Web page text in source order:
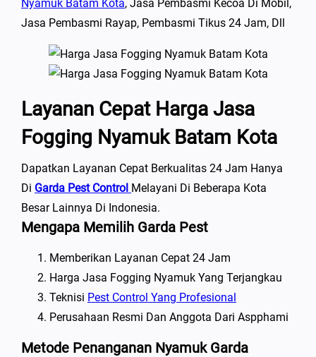
Nyamuk Batam Kota, Jasa Pembasmi Kecoa Di Mobil,
Jasa Pembasmi Rayap, Pembasmi Tikus 24 Jam, Dll
Layanan Cepat Harga Jasa
Fogging Nyamuk Batam Kota
Dapatkan Layanan Cepat Berkualitas 24 Jam Hanya
Di Garda Pest Control Melayani Di Beberapa Kota
Besar Lainnya Di Indonesia.
Mengapa Memilih Garda Pest
Memberikan Layanan Cepat 24 Jam
Harga Jasa Fogging Nyamuk Yang Terjangkau
Teknisi Pest Control Yang Profesional
Perusahaan Resmi Dan Anggota Dari Aspphami
Metode Penanganan Nyamuk Garda